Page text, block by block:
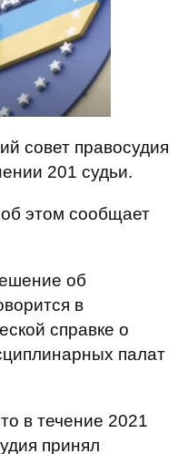
совет правосудия
201 судьи.
этом сообщает
об
в
справке о
палат
в течение 2021
принял